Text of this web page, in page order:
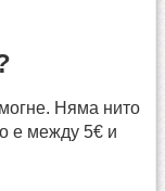
Няма нито
е между 5€ и